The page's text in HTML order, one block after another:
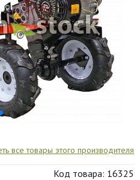
все товары этого производителя
Код товара: 16325